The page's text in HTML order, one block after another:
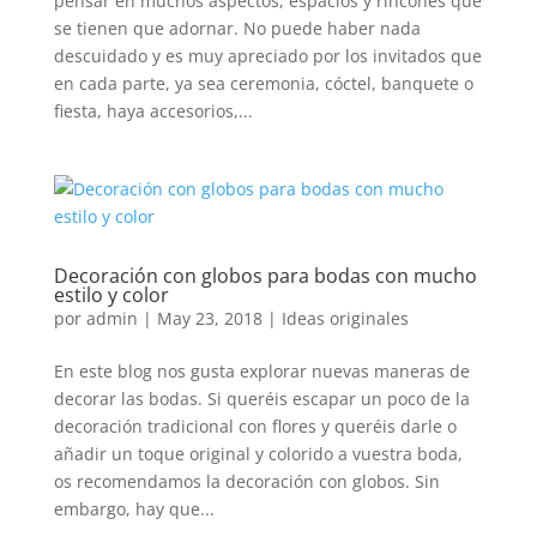
se tienen que adornar. No puede haber nada
descuidado y es muy apreciado por los invitados que
en cada parte, ya sea ceremonia, cóctel, banquete o
fiesta, haya accesorios,...
Decoración con globos para bodas con mucho
estilo y color
por admin | May 23, 2018| Ideas originales
En este blog nos gusta explorar nuevas maneras de
decorar las bodas. Si queréis escapar un poco de la
decoración tradicional con flores y queréis darle o
añadir un toque original y colorido a vuestra boda,
os recomendamos la decoración con globos. Sin
embargo, hay que...